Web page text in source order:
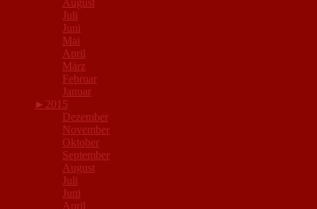
August
Juli
Juni
Mai
April
März
Februar
Januar
► 2015
Dezember
November
Oktober
September
August
Juli
Juni
April